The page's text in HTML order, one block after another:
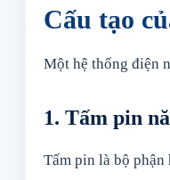
Cấu tạo
Một hệ thống điện
1. Tấm pin
Tấm pin là bộ